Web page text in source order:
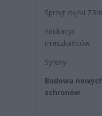
Sprzęt ciężki
Edukacja
mieszkańców
Syreny
Budowa
schronów